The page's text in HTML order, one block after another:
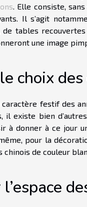
. Elle consiste,
Il s’agit
de tables
une image
choix
caractère festif des
il existe bien
à donner à ce jour
pour la
chinois de couleur